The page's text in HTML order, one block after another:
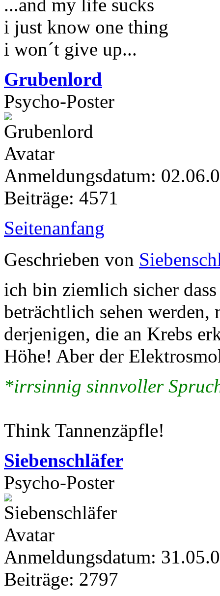
...and my life sucks
i just know one thing
i won´t give up...
Grubenlord
Psycho-Poster
Anmeldungsdatum:
Beiträge: 4571
Seitenanfang
Geschrieben von
ich bin ziemlich sicher
beträchtlich sehen
derjenigen, die an Krebs
Höhe! Aber der
*irrsinnig sinnvoller
Think Tannenzäpfle!
Siebenschläfer
Psycho-Poster
Anmeldungsdatum:
Beiträge: 2797